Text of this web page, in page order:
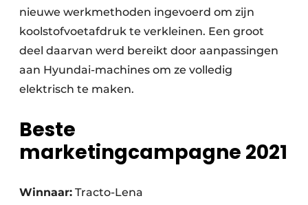
nieuwe werkmethoden ingevoerd om zijn
koolstofvoetafdruk te verkleinen. Een groot
deel daarvan werd bereikt door aanpassingen
aan Hyundai-machines om ze volledig
elektrisch te maken.
Beste
marketingcampagne 2021
Winnaar: Tracto-Lena